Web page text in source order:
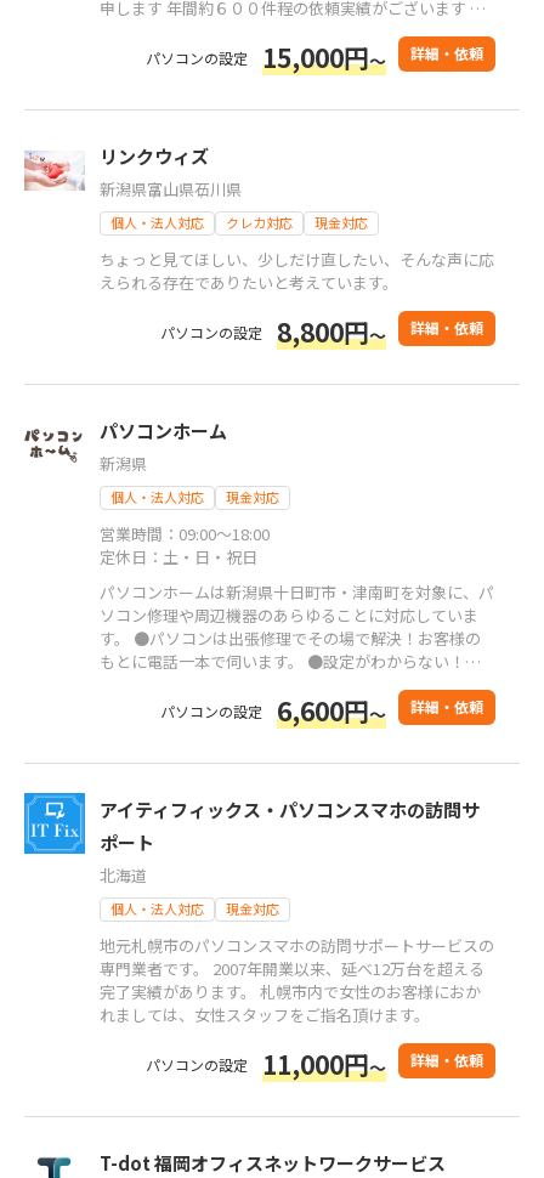
申します 年間約６００件程の依頼実績がございます 前
職は家電量販店と国内最大手の 通信会社に勤め、現在
も 多くのリピーター様に支えられおり ますのでお客様
を大切にし、 「頼んで良かった」とご満足頂けるよう
パソコンの設定 15,000円～ 詳細・依頼
リンクウィズ
新潟県富山県石川県
個人・法人対応 クレカ対応 現金対応
ちょっと見てほしい、少しだけ直したい、そんな声に応
えられる存在でありたいと考えています。
パソコンの設定 8,800円～ 詳細・依頼
パソコンホーム
新潟県
個人・法人対応 現金対応
営業時間：09:00～18:00
定休日：土・日・祝日
パソコンホームは新潟県十日町市・津南町を対象に、パ
ソコン修理や周辺機器のあらゆることに対応していま
す。 ●パソコンは出張修理でその場で解決！お客様の
もとに電話一本で伺います。 ●設定がわからない！パ
ソコンに関するあらゆるご相談に対応いたします。
パソコンの設定 6,600円～ 詳細・依頼
アイティフィックス・パソコンスマホの訪問サ
ポート
北海道
個人・法人対応 現金対応
地元札幌市のパソコンスマホの訪問サポートサービスの
専門業者です。 2007年開業以来、延べ12万台を超える
完了実績があります。 札幌市内で女性のお客様におか
れましては、女性スタッフをご指名頂けます。
パソコンの設定 11,000円～ 詳細・依頼
T-dot 福岡オフィスネットワークサービス